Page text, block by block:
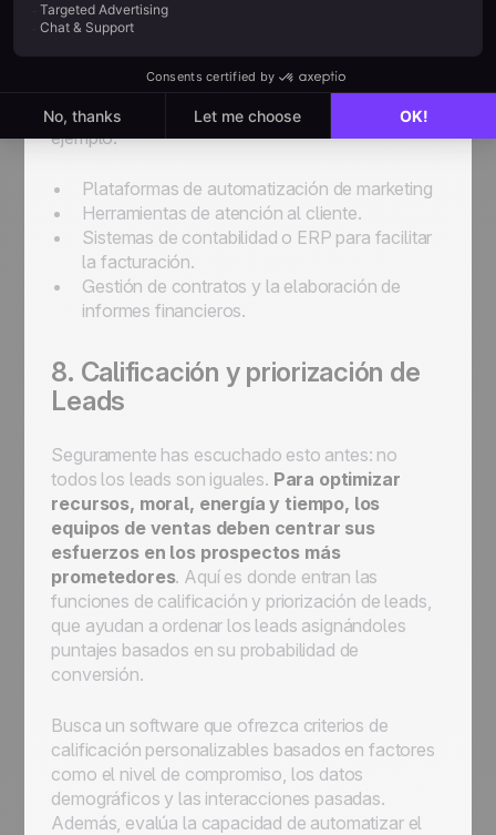
Para evitar que la tarea resulte abrumadora,
concéntrate en integraciones esenciales. Por
ejemplo:
Plataformas de automatización de marketing
Herramientas de atención al cliente.
Sistemas de contabilidad o ERP para facilitar
la facturación.
Gestión de contratos y la elaboración de
informes financieros.
8. Calificación y priorización de
Leads
Seguramente has escuchado esto antes: no
todos los leads son iguales. Para optimizar
recursos, moral, energía y tiempo, los
equipos de ventas deben centrar sus
esfuerzos en los prospectos más
prometedores. Aquí es donde entran las
funciones de calificación y priorización de leads,
que ayudan a ordenar los leads asignándoles
puntajes basados en su probabilidad de
conversión.
Busca un software que ofrezca criterios de
calificación personalizables basados en factores
como el nivel de compromiso, los datos
demográficos y las interacciones pasadas.
Además, evalúa la capacidad de automatizar el